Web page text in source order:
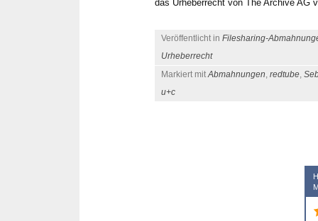
das Urheberrecht von The Archive AG
Veröffentlicht in Filesharing-
Urheberrecht
Markiert mitAbmahnungen, redtube,
u+c
Metzner
Herr Dr.
allen